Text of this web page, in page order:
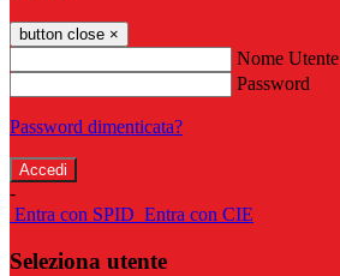
button close ×
Nome Utente
Password
Password dimenticata?
-
Entra con SPID Entra con CIE
Seleziona utente